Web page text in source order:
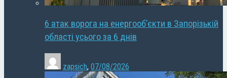
6 атак ворога на енергооб’єкти в Запорізькій
області усього за 6 днів
zapsich, 07/08/2026